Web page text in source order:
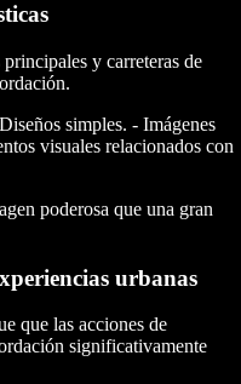
y carreteras de
simples. - Imágenes
visuales relacionados con
poderosa que una gran
urbanas
que las acciones de
significativamente